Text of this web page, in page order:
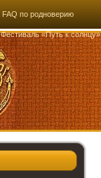
FAQ по родноверию
Фестиваль «Путь к солнцу»